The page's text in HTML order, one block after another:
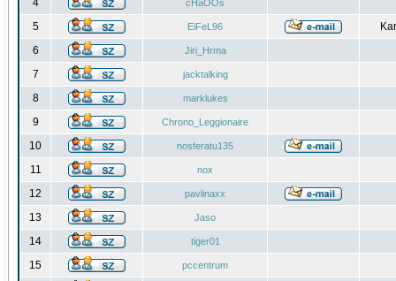
4 cHaOOs
5 EiFeL96
6
Jiri_Hrma
7 jacktalking
8 marklukes
9 Chrono_Leggionaire
10 nosferatu135
11 nox
12 pavlinaxx
13 Jaso
14 tiger01
15 pccentrum